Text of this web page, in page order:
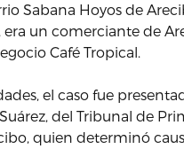
Sabana Hoyos de
era un comerciante de
Café Tropical.
el caso fue
del Tribunal de
quien determinó